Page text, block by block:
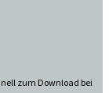
zum Download bei